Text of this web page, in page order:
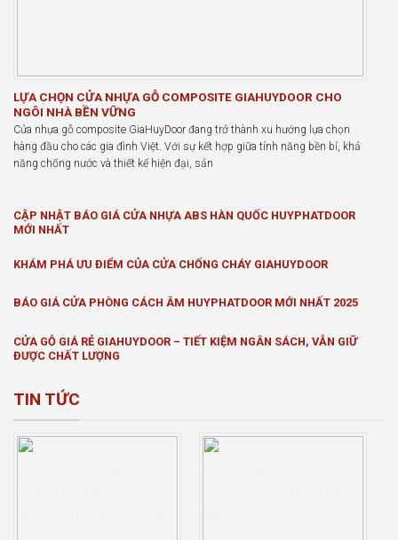
LỰA CHỌN CỬA NHỰA GỖ COMPOSITE GIAHUYDOOR CHO
NGÔI NHÀ BỀN VỮNG
Cửa nhựa gỗ composite GiaHuyDoor đang trở thành xu hướng lựa chọn
hàng đầu cho các gia đình Việt. Với sự kết hợp giữa tính năng bền bỉ, khả
năng chống nước và thiết kế hiện đại, sản
CẬP NHẬT BÁO GIÁ CỬA NHỰA ABS HÀN QUỐC HUYPHATDOOR
MỚI NHẤT
KHÁM PHÁ ƯU ĐIỂM CỦA CỬA CHỐNG CHÁY GIAHUYDOOR
BÁO GIÁ CỬA PHÒNG CÁCH ÂM HUYPHATDOOR MỚI NHẤT 2025
CỬA GỖ GIÁ RẺ GIAHUYDOOR – TIẾT KIỆM NGÂN SÁCH, VẪN GIỮ
ĐƯỢC CHẤT LƯỢNG
TIN TỨC